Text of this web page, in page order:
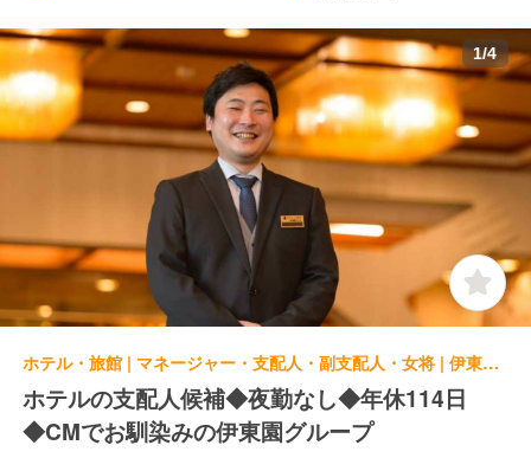
1/4
ホテル・旅館 | マネージャー・支配人・副支配人・女将 | 伊東園ホテルズ 南国ホテル
ホテルの支配人候補◆夜勤なし◆年休114日
◆CMでお馴染みの伊東園グループ